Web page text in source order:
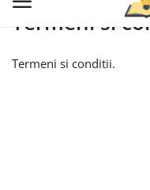
Meniu principal
Termeni si
Termeni si conditii.